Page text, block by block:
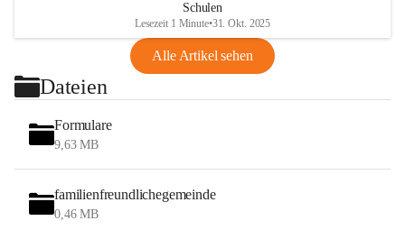
Schulen
Lesezeit 1 Minute•31. Okt. 2025
Alle Artikel sehen
Dateien
Formulare
9,63 MB
familienfreundlichegemeinde
0,46 MB